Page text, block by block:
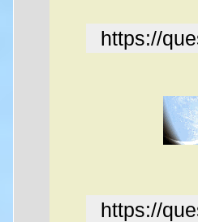
https://
https://